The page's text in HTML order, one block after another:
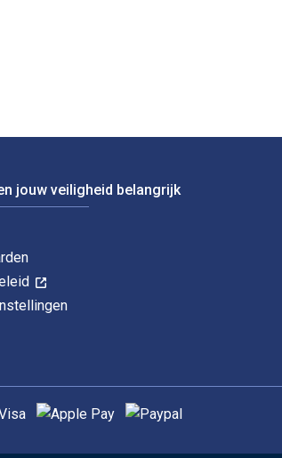
jouw veiligheid belangrijk